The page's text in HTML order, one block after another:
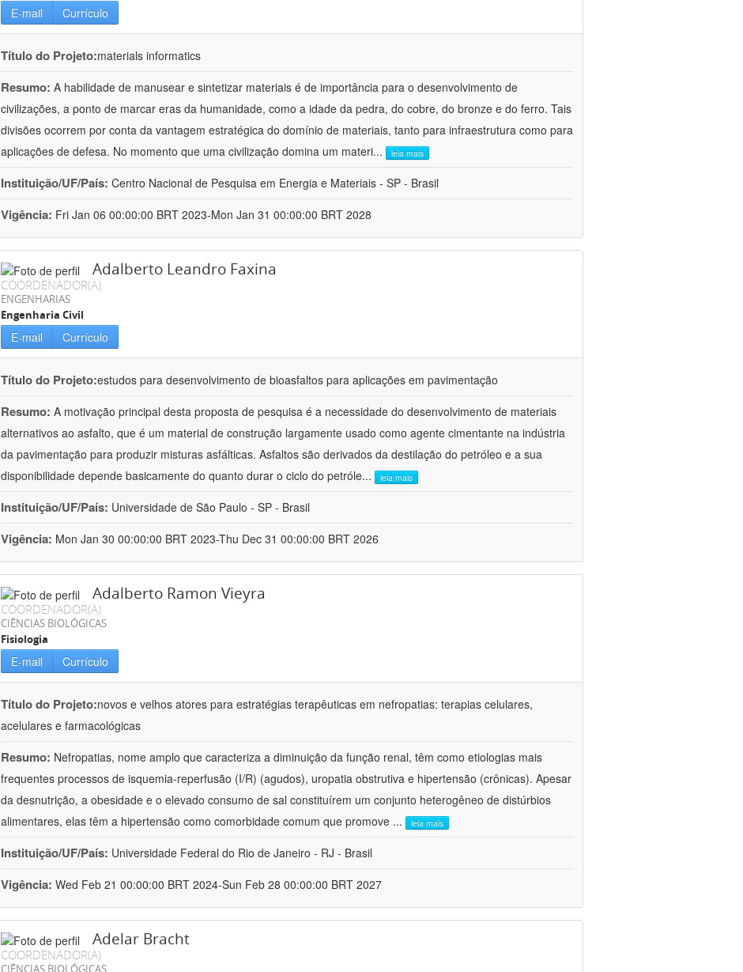
E-mail Currículo
Título do Projeto:materials informatics
Resumo: A habilidade de manusear e sintetizar materiais é de importância para o desenvolvimento de
civilizações, a ponto de marcar eras da humanidade, como a idade da pedra, do cobre, do bronze e do ferro. Tais
divisões ocorrem por conta da vantagem estratégica do domínio de materiais, tanto para infraestrutura como para
aplicações de defesa. No momento que uma civilização domina um materi... leia mais
Instituição/UF/País: Centro Nacional de Pesquisa em Energia e Materiais - SP - Brasil
Vigência: Fri Jan 06 00:00:00 BRT 2023-Mon Jan 31 00:00:00 BRT 2028
Adalberto Leandro Faxina
COORDENADOR(A)
ENGENHARIAS
Engenharia Civil
E-mail Currículo
Título do Projeto:estudos para desenvolvimento de bioasfaltos para aplicações em pavimentação
Resumo: A motivação principal desta proposta de pesquisa é a necessidade do desenvolvimento de materiais
alternativos ao asfalto, que é um material de construção largamente usado como agente cimentante na indústria
da pavimentação para produzir misturas asfálticas. Asfaltos são derivados da destilação do petróleo e a sua
disponibilidade depende basicamente do quanto durar o ciclo do petróle... leia mais
Instituição/UF/País: Universidade de São Paulo - SP - Brasil
Vigência: Mon Jan 30 00:00:00 BRT 2023-Thu Dec 31 00:00:00 BRT 2026
Adalberto Ramon Vieyra
COORDENADOR(A)
CIÊNCIAS BIOLÓGICAS
Fisiologia
E-mail Currículo
Título do Projeto:novos e velhos atores para estratégias terapêuticas em nefropatias: terapias celulares,
acelulares e farmacológicas
Resumo: Nefropatias, nome amplo que caracteriza a diminuição da função renal, têm como etiologias mais
frequentes processos de isquemia-reperfusão (I/R) (agudos), uropatia obstrutiva e hipertensão (crônicas). Apesar
da desnutrição, a obesidade e o elevado consumo de sal constituírem um conjunto heterogêneo de distúrbios
alimentares, elas têm a hipertensão como comorbidade comum que promove ... leia mais
Instituição/UF/País: Universidade Federal do Rio de Janeiro - RJ - Brasil
Vigência: Wed Feb 21 00:00:00 BRT 2024-Sun Feb 28 00:00:00 BRT 2027
Adelar Bracht
COORDENADOR(A)
CIÊNCIAS BIOLÓGICAS